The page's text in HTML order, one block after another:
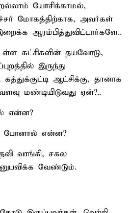
யோசிக்காமல்,
மோகத்திற்காக, அவர்கள்
ஆரம்பித்துவிட்டார்களே..
கட்சிகளின் தயவோடு,
இருந்து
ஆட்சிக்கு, தானாக
மண்டியிடுவது ஏன்?..
என்ன?
போனால் என்ன?
வாங்கி, சகல
வேண்டும்.